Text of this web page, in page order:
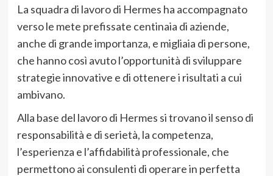
La squadra di lavoro di Hermes ha accompagnato
verso le mete prefissate centinaia di aziende,
anche di grande importanza, e migliaia di persone,
che hanno così avuto l’opportunità di sviluppare
strategie innovative e di ottenere i risultati a cui
ambivano.
Alla base del lavoro di Hermes si trovano il senso di
responsabilità e di serietà, la competenza,
l’esperienza e l’affidabilità professionale, che
permettono ai consulenti di operare in perfetta